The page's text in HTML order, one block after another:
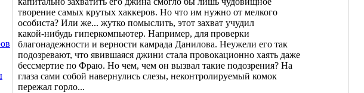
творение самых крутых хаккеров. Но что им нужно от мелкого
особиста? Или же... жутко помыслить, этот захват учудил
какой-нибудь гиперкомпьютер. Например, для проверки
благонадежности и верности камрада Данилова. Неужели его так
подозревают, что явившаяся джини стала провокационно хаять даже
бессмертие по Фраю. Но чем, чем он вызвал такие подозрения? На
глаза сами собой навернулись слезы, неконтролируемый комок
пережал горло...